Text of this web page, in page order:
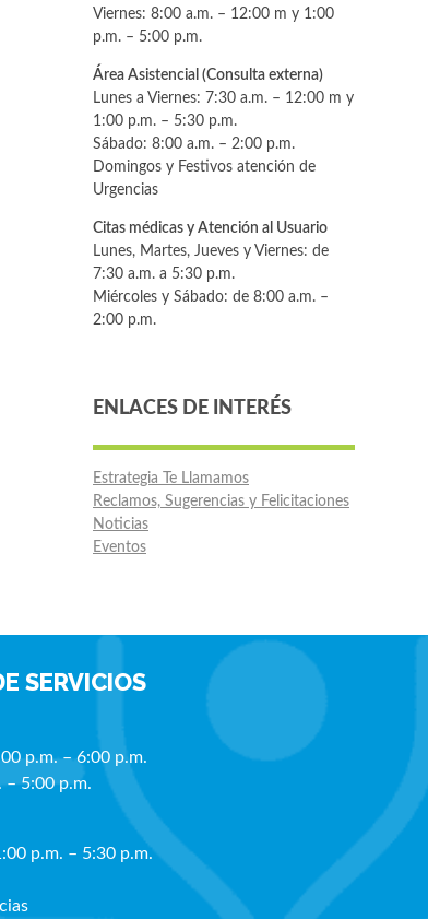
Viernes: 8:00 a.m. – 12:00 m y 1:00
p.m. – 5:00 p.m.
Área Asistencial (Consulta externa)
Lunes a Viernes: 7:30 a.m. – 12:00 m y
1:00 p.m. – 5:30 p.m.
Sábado: 8:00 a.m. – 2:00 p.m.
Domingos y Festivos atención de
Urgencias
Citas médicas y Atención al Usuario
Lunes, Martes, Jueves y Viernes: de
7:30 a.m. a 5:30 p.m.
Miércoles y Sábado: de 8:00 a.m. –
2:00 p.m.
ENLACES DE INTERÉS
Estrategia Te Llamamos
Reclamos, Sugerencias y Felicitaciones
Noticias
Eventos
SERVICIOS
p.m. – 6:00 p.m.
– 5:00 p.m.
p.m. – 5:30 p.m.